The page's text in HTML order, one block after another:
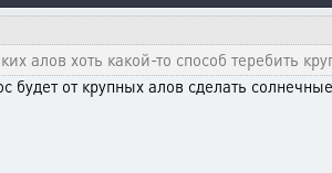
алов хоть какой-то способ теребить
будет от крупных алов сделать